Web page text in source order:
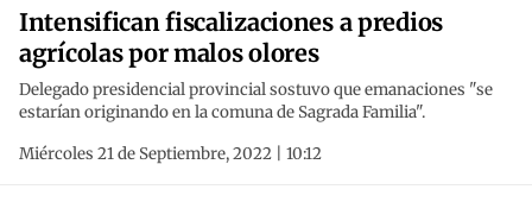
Intensifican fiscalizaciones a predios
agrícolas por malos olores
Delegado presidencial provincial sostuvo que emanaciones "se
estarían originando en la comuna de Sagrada Familia".
Miércoles 21 de Septiembre, 2022 | 10:12